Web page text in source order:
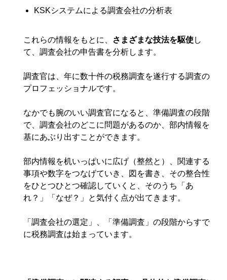
KSKシステムによる調査会社の分析表
これらの情報をもとに、 さまざまな技法を駆使し
て、調査会社の申告書を分析します。
調査官は、年に数十件の税務調査を遂行する調査の
プロフェッショナルです。
なかでも腕のいい調査官になると、準備調査の段階
で、調査会社のどこに問題があるのか、部内情報を
基にあぶり出すことができます。
部内情報を机いっぱいに広げ（整然と）、関連する
事項や数字をつなげていき、図を書き、その整合性
をひとつひとつ確認していくと、そのうち「あ
れ？」「なぜ？」と気付く点が出てきます。
「調査会社の選定」、「準備調査」の段階からすで
に税務調査は始まっています。